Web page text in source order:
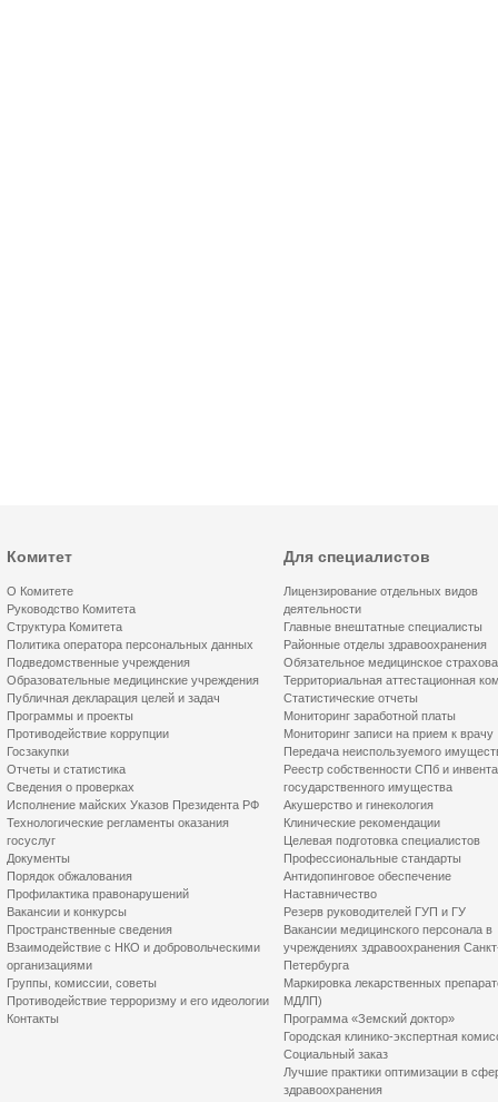
Комитет
О Комитете
Руководство Комитета
Структура Комитета
Политика оператора персональных данных
Подведомственные учреждения
Образовательные медицинские учреждения
Публичная декларация целей и задач
Программы и проекты
Противодействие коррупции
Госзакупки
Отчеты и статистика
Сведения о проверках
Исполнение майских Указов Президента РФ
Технологические регламенты оказания
госуслуг
Документы
Порядок обжалования
Профилактика правонарушений
Вакансии и конкурсы
Пространственные сведения
Взаимодействие с НКО и добровольческими
организациями
Группы, комиссии, советы
Противодействие терроризму и его идеологии
Контакты
Для специалистов
Лицензирование отдельных видов
деятельности
Главные внештатные специалисты
Районные отделы здравоохранения
Обязательное медицинское
Территориальная аттестационная
Статистические отчеты
Мониторинг заработной платы
Мониторинг записи на прием к врачу
Передача неиспользуемого
Реестр собственности СПб и
государственного имущества
Акушерство и гинекология
Клинические рекомендации
Целевая подготовка специалистов
Профессиональные стандарты
Антидопинговое обеспечение
Наставничество
Резерв руководителей ГУП и ГУ
Вакансии медицинского персонала в
учреждениях здравоохранения
Петербурга
Маркировка лекарственных
МДЛП)
Программа «Земский доктор»
Городская клинико-экспертная
Социальный заказ
Лучшие практики оптимизации в
здравоохранения